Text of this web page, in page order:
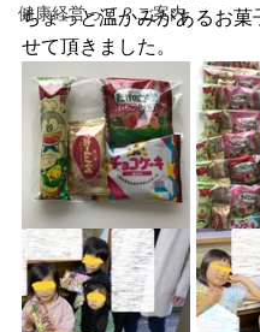
健康経営って？ご案内
ちょっと温かみがあるお菓
せて頂きました。